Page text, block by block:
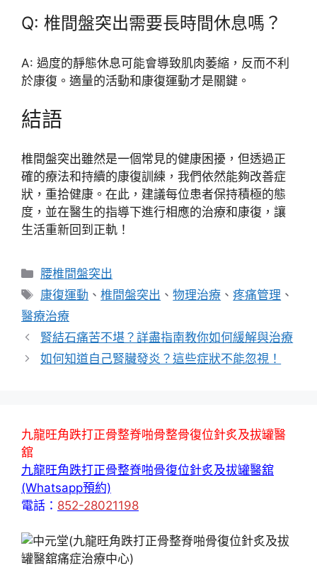
Q: 椎間盤突出需要長時間休息嗎？
A: 過度的靜態休息可能會導致肌肉萎縮，反而不利
於康復。適量的活動和康復運動才是關鍵。
結語
椎間盤突出雖然是一個常見的健康困擾，但透過正
確的療法和持續的康復訓練，我們依然能夠改善症
狀，重拾健康。在此，建議每位患者保持積極的態
度，並在醫生的指導下進行相應的治療和康復，讓
生活重新回到正軌！
分
類
腰椎間盤突出
標
籤
康復運動 、椎間盤突出 、物理治療 、疼痛管理 、
醫療治療
腎結石痛苦不堪？詳盡指南教你如何緩解與治療
如何知道自己腎臟發炎？這些症狀不能忽視！
九龍旺角跌打正骨整脊啪骨整骨復位針炙及拔罐醫
舘
九龍旺角跌打正骨整脊啪骨復位針炙及拔罐醫舘
(Whatsapp預約)
電話： 852-28021198